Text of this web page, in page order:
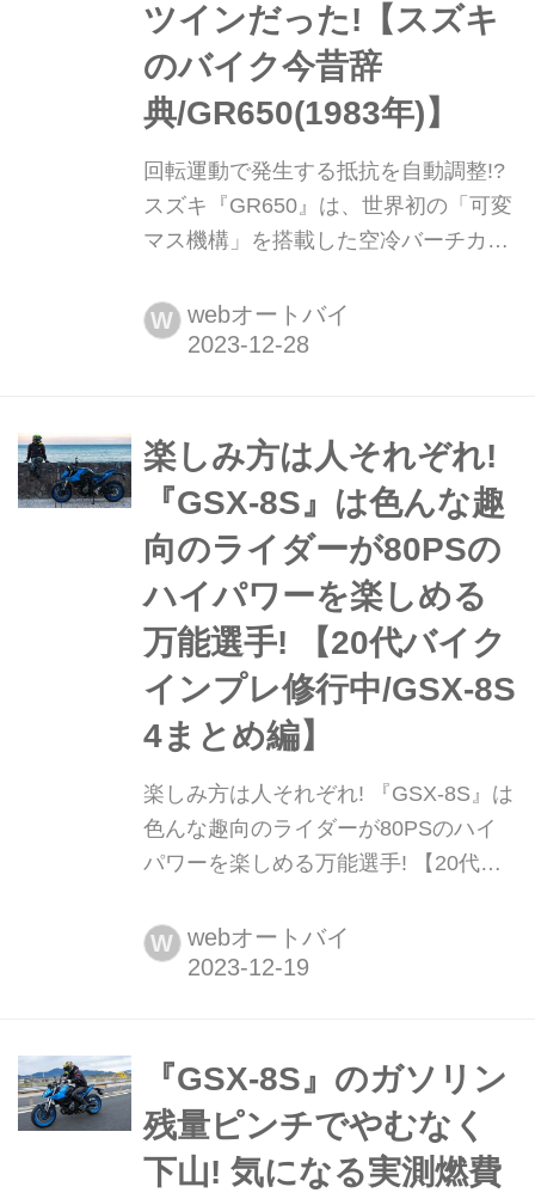
ツインだった!【スズキ
のバイク今昔辞
典/GR650(1983年)】
回転運動で発生する抵抗を自動調整!?︎
スズキ『GR650』は、世界初の「可変
マス機構」を搭載した空冷バーチカル
典/GR650(1983年)】 今となってはな
かなか見ることが難しくなった貴重な
振り返りながら、もし「今のバイクに
例えるなら...?」と、編集部 岩瀬が独
断と偏見で選んでみたいと思います。
今回は空冷バーチカルツインエンジン
を搭載した「GR650...
W webオートバイ
楽しみ方は人それぞれ!
『GSX-8S』は色んな趣
向のライダーが80PSの
ハイパワーを楽しめる
万能選手! 【20代バイク
インプレ修行中/GSX-8S
4まとめ編】
楽しみ方は人それぞれ! 『GSX-8S』は
色んな趣向のライダーが80PSのハイ
パワーを楽しめる万能選手! 【20代バ
編】 市街地・ワインディング加えて高
速道路を1日『GSX-8S』で走り回って
W webオートバイ
『GSX-8S』のガソリン
残量ピンチでやむなく
下山! 気になる実測燃費